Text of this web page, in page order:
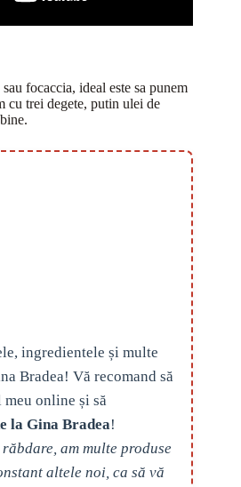
focaccia, ideal este sa punem
cu trei degete, putin ulei de
ingredientele și multe
Bradea! Vă recomand să
online și să
la Gina Bradea!
am multe produse
altele noi, ca să vă